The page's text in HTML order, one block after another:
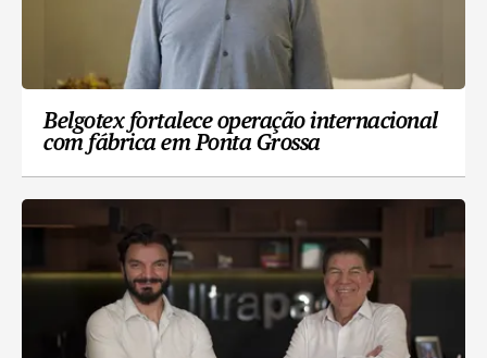
Belgotex fortalece operação internacional
com fábrica em Ponta Grossa